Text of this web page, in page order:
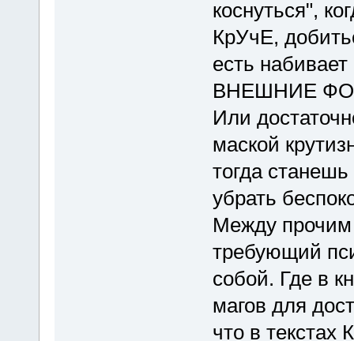
коснуться",
КрУчЕ,
есть
ВНЕШНИЕ
Или
маской
тогда
убрать
Между прочим
требующий
собой. Где в
магов для
что в текстах